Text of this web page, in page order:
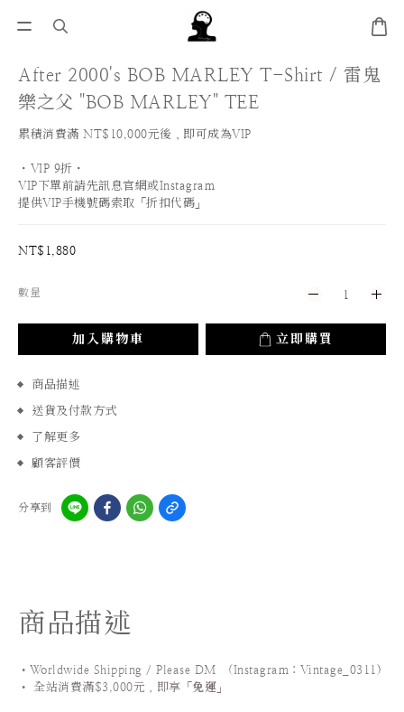
After 2000's BOB MARLEY T-Shirt / 雷鬼
樂之父 "BOB MARLEY" TEE
累積消費滿 NT$10,000元後，即可成為VIP
・VIP 9折・
VIP下單前請先訊息官網或Instagram
提供VIP手機號碼索取「折扣代碼」
NT$1,880
數量
加入購物車 立即購買
商品描述
送貨及付款方式
了解更多
顧客評價
分享到
商品描述
•Worldwide Shipping / Please DM (Instagram：Vintage_0311 )
•
全站消費滿$3,000元，即享「 免運 」